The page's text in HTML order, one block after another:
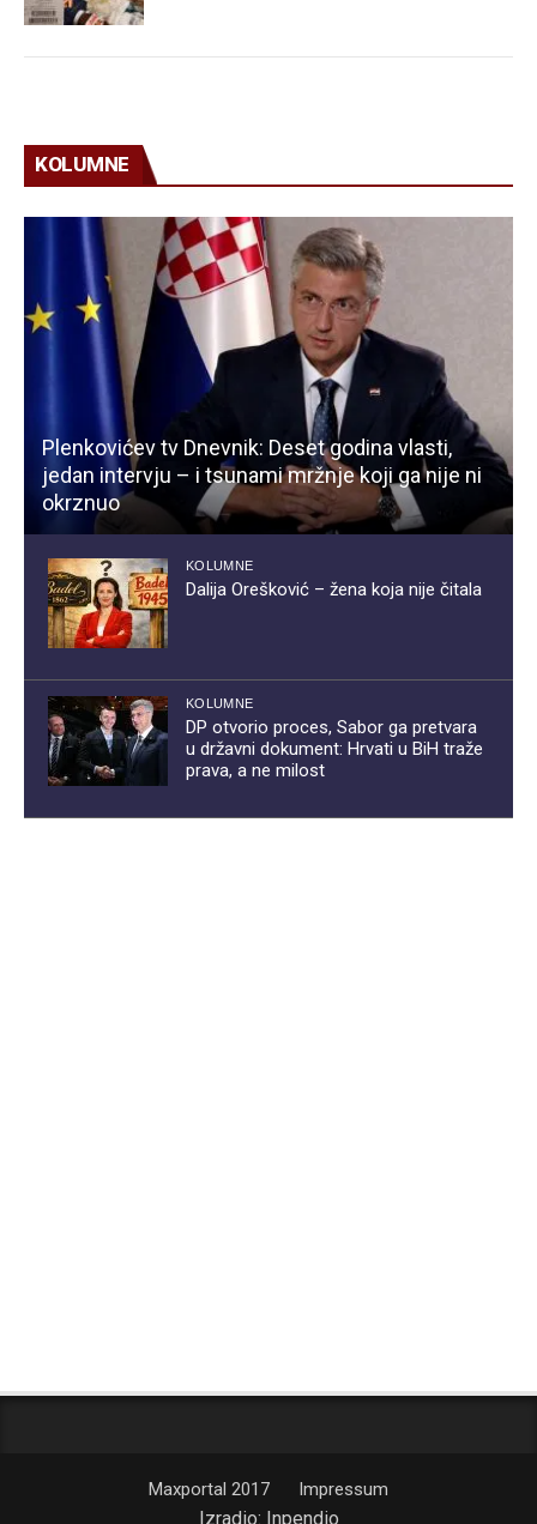
KOLUMNE
Plenkovićev tv Dnevnik: Deset godina vlasti,
jedan intervju – i tsunami mržnje koji ga nije ni
okrznuo
KOLUMNE
Dalija Orešković – žena koja nije čitala
KOLUMNE
DP otvorio proces, Sabor ga pretvara
u državni dokument: Hrvati u BiH traže
prava, a ne milost
Maxportal 2017 Impressum
Izradio: Inpendio